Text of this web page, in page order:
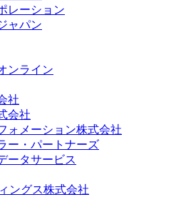
レーション
ャパン
ンライン
社
会社
ォメーション株式会社
ー・パートナーズ
ータサービス
ングス株式会社